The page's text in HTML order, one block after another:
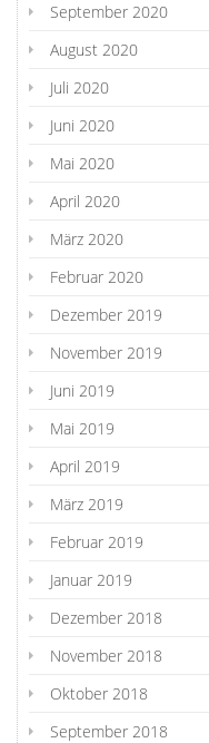
September 2020
August 2020
Juli 2020
Juni 2020
Mai 2020
April 2020
März 2020
Februar 2020
Dezember 2019
November 2019
Juni 2019
Mai 2019
April 2019
März 2019
Februar 2019
Januar 2019
Dezember 2018
November 2018
Oktober 2018
September 2018